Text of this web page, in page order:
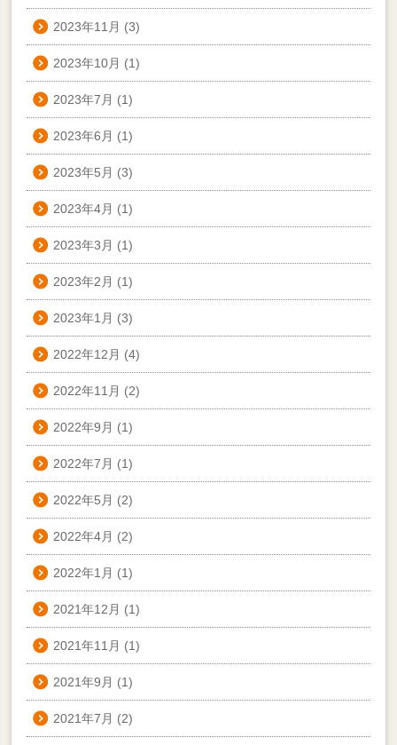
2023年11月 (3)
2023年10月 (1)
2023年7月 (1)
2023年6月 (1)
2023年5月 (3)
2023年4月 (1)
2023年3月 (1)
2023年2月 (1)
2023年1月 (3)
2022年12月 (4)
2022年11月 (2)
2022年9月 (1)
2022年7月 (1)
2022年5月 (2)
2022年4月 (2)
2022年1月 (1)
2021年12月 (1)
2021年11月 (1)
2021年9月 (1)
2021年7月 (2)